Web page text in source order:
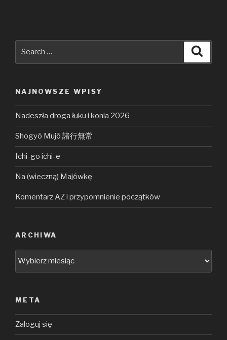
NAJNOWSZE WPISY
Nadeszła droga łuku i konia 2026
Shogyō Mujō 諸行無常
Ichi-go ichi-e
Na (wieczną) Majówkę
Komentarz AZ i przypomnienie początków
ARCHIWA
Archiwa
META
Zaloguj się